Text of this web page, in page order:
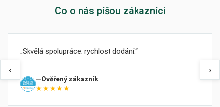
Co o nás píšou zákazníci
‹
Skvělá spolupráce, rychlost dodání.
Ověřený zákazník
★★★★★
›